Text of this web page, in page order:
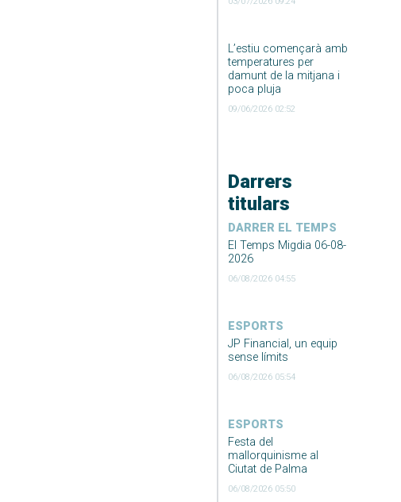
L’estiu començarà amb
temperatures per
damunt de la mitjana i
poca pluja
09/06/2026 02:52
Darrers
titulars
DARRER EL TEMPS
El Temps Migdia 06-08-
2026
06/08/2026 04:55
ESPORTS
JP Financial, un equip
sense límits
06/08/2026 05:54
ESPORTS
Festa del
mallorquinisme al
Ciutat de Palma
06/08/2026 05:50